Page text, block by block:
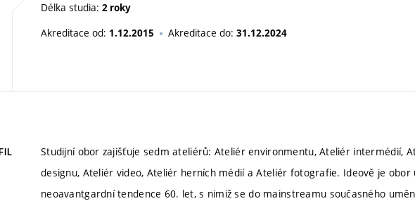
Délka studia: 2 roky
Akreditace od: 1.12.2015 Akreditace do: 31.12.2024
Studijní obor zajišťuje sedm ateliérů: Ateliér environmentu, Ateliér intermédií,
designu, Ateliér video, Ateliér herních médií a Ateliér fotografie. Ideově je obor
neoavantgardní tendence 60. let, s nimiž se do mainstreamu současného